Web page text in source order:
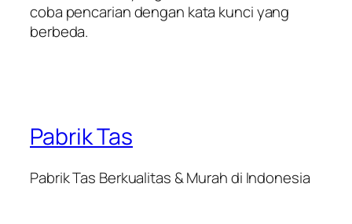
coba pencarian dengan kata kunci yang
berbeda.
Pabrik Tas
Pabrik Tas Berkualitas & Murah di Indonesia